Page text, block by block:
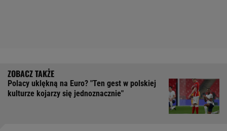
Polacy uklękną na Euro? "Ten gest w polskiej
kulturze kojarzy się jednoznacznie"